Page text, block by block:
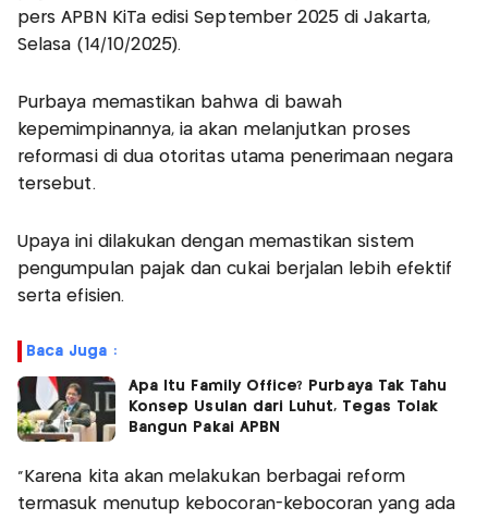
pers APBN KiTa edisi September 2025 di Jakarta,
Selasa (14/10/2025).
Purbaya memastikan bahwa di bawah
kepemimpinannya, ia akan melanjutkan proses
reformasi di dua otoritas utama penerimaan negara
tersebut.
Upaya ini dilakukan dengan memastikan sistem
pengumpulan pajak dan cukai berjalan lebih efektif
serta efisien.
Baca Juga :
Apa Itu Family Office? Purbaya Tak Tahu
Konsep Usulan dari Luhut, Tegas Tolak
Bangun Pakai APBN
"Karena kita akan melakukan berbagai reform
termasuk menutup kebocoran-kebocoran yang ada